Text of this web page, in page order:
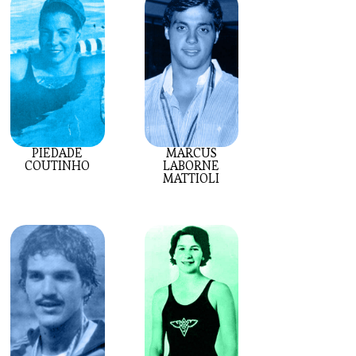
PIEDADE
COUTINHO
MARCUS
LABORNE
MATTIOLI